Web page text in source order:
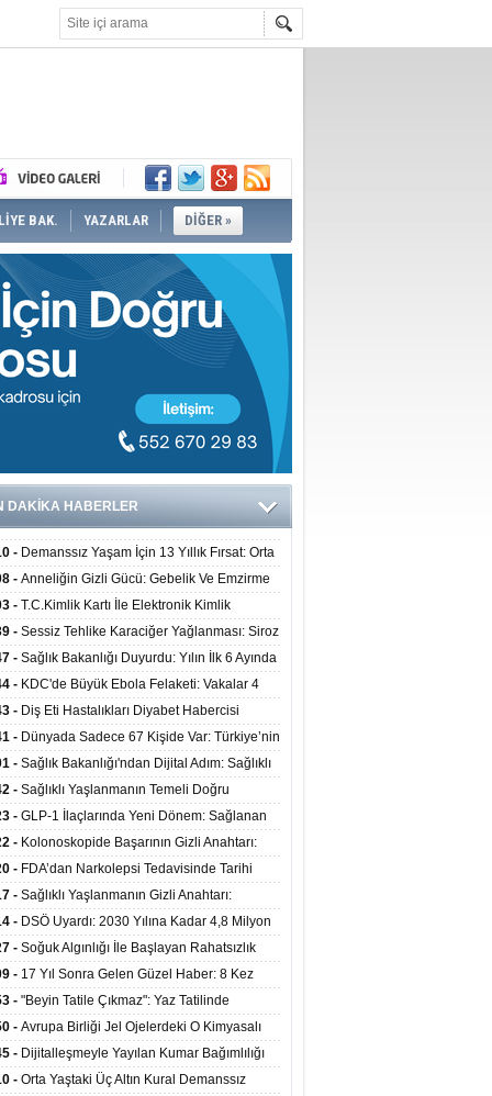
BAK. YAZARLAR DİĞER »
DAKİKA HABERLER
- Demanssız Yaşam İçin 13 Yıllık Fırsat: Orta
Yaşam Tarzı Beyin Sağlığını Belirliyor
- Anneliğin Gizli Gücü: Gebelik Ve Emzirme
Dayanıklılığı Artırabilir Mi?
- T.C.Kimlik Kartı İle Elektronik Kimlik
Yöntemi (Biyometrik Kimlik Doğrulama
07.08.2026
- Sessiz Tehlike Karaciğer Yağlanması: Siroz
Krizine Davetiye Çıkarıyor!
- Sağlık Bakanlığı Duyurdu: Yılın İlk 6 Ayında
Fazla Hasta Hiperbarik Oksijen Tedavisi
- KDC'de Büyük Ebola Felaketi: Vakalar 4
Virüste Mutasyon Şüphesi!
- Diş Eti Hastalıkları Diyabet Habercisi
Ağız Sağlığı Ve Şeker Arasındaki Çift Yönlü
- Dünyada Sadece 67 Kişide Var: Türkiye’nin
Sendromu Vakası Diyarbakır’da
Edildi
- Sağlık Bakanlığı'ndan Dijital Adım: Sağlıklı
Merkezlerinde Uzaktan Danışmanlık Dönemi
- Sağlıklı Yaşlanmanın Temeli Doğru
Geçiyor: İleri Yaşta Hangi Besin
İhtiyaç Duyuluyor?
- GLP-1 İlaçlarında Yeni Dönem: Sağlanan
Yalnızca Kilo Kaybıyla Sınırlı Değil
- Kolonoskopide Başarının Gizli Anahtarı:
Bağırsak Temizliği Poliplerin Gözden
Neden Oluyor
- FDA’dan Narkolepsi Tedavisinde Tarihi
Oreksin Sistemini Hedefleyen İlk İlaç
Sunuldu
- Sağlıklı Yaşlanmanın Gizli Anahtarı:
Kuvvet Antrenmanı Kas Ve Kemik Sağlığını
- DSÖ Uyardı: 2030 Yılına Kadar 4,8 Milyon
ve Ebe Açığı Oluşabilir
- Soğuk Algınlığı İle Başlayan Rahatsızlık
Yetmezliği Çıktı: 17 Yıl Sonra Nakille
Tutundu
- 17 Yıl Sonra Gelen Güzel Haber: 8 Kez
Hastaya 9'uncu Çağrıda Nakil Yapıldı
- "Beyin Tatile Çıkmaz": Yaz Tatilinde
Yüzde 39'u Unutulabiliyor
- Avrupa Birliği Jel Ojelerdeki O Kimyasalı
Kısırlık ve Alerji Riski Uyarısı
- Dijitalleşmeyle Yayılan Kumar Bağımlılığı
ve Aileyi Yıkıma Uğratıyor
- Orta Yaştaki Üç Altın Kural Demanssız